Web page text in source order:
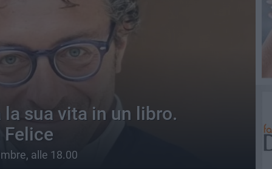
sua vita in un libro.
Felice
alle 18.00